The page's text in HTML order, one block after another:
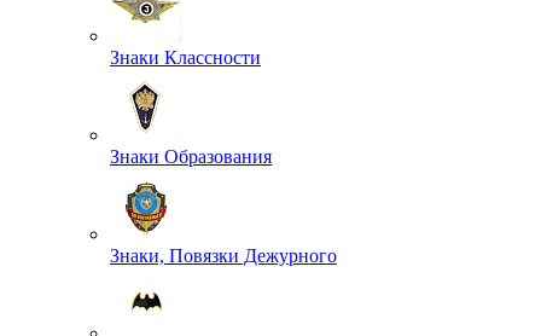
Знаки Классности
Знаки Образования
Знаки, Повязки Дежурного